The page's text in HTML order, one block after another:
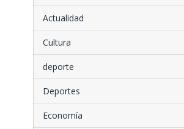
Actualidad
Cultura
deporte
Deportes
Economía